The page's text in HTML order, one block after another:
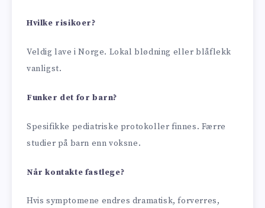
Hvilke risikoer?
Veldig lave i Norge. Lokal blødning eller blåflekk
vanligst.
Funker det for barn?
Spesifikke pediatriske protokoller finnes. Færre
studier på barn enn voksne.
Når kontakte fastlege?
Hvis symptomene endres dramatisk, forverres,